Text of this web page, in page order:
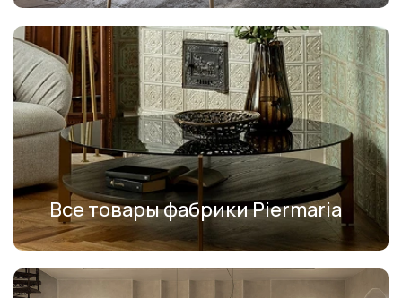
Все товары фабрики Piermaria